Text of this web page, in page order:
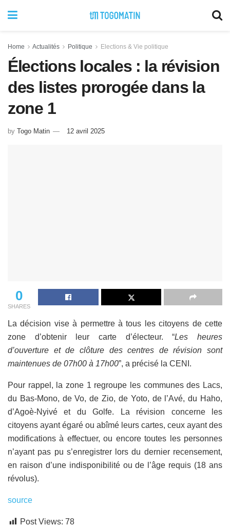
Home Actualités Politique Elections & Vie politique
Élections locales : la révision
des listes prorogée dans la
zone 1
by Togo Matin 12 avril 2025
0
SHARES
La décision vise à permettre à tous les citoyens de cette
zone d’obtenir leur carte d’électeur. “Les heures
d’ouverture et de clôture des centres de révision sont
maintenues de 07h00 à 17h00”, a précisé la CENI.
Pour rappel, la zone 1 regroupe les communes des Lacs,
du Bas-Mono, de Vo, de Zio, de Yoto, de l’Avé, du Haho,
d’Agoè-Nyivé et du Golfe. La révision concerne les
citoyens ayant égaré ou abîmé leurs cartes, ceux ayant des
modifications à effectuer, ou encore toutes les personnes
n’ayant pas pu s’enregistrer lors du dernier recensement,
en raison d’une indisponibilité ou de l’âge requis (18 ans
révolus).
source
Post Views: 78